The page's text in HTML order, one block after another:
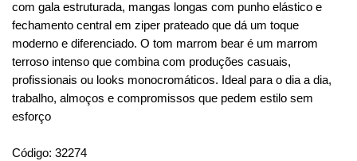
com gala estruturada, mangas longas com punho elástico e
fechamento central em ziper prateado que dá um toque
moderno e diferenciado. O tom marrom bear é um marrom
terroso intenso que combina com produções casuais,
profissionais ou looks monocromáticos. Ideal para o dia a dia,
trabalho, almoços e compromissos que pedem estilo sem
esforço
Código: 32274